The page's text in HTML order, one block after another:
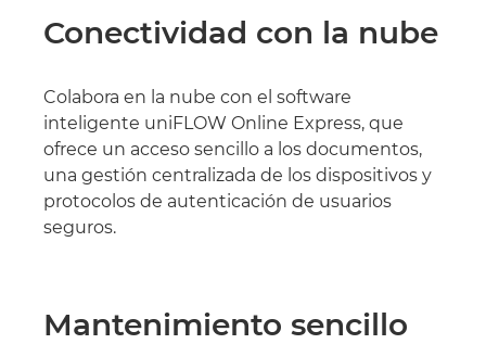
Conectividad con la nube
Colabora en la nube con el software
inteligente uniFLOW Online Express, que
ofrece un acceso sencillo a los documentos,
una gestión centralizada de los dispositivos y
protocolos de autenticación de usuarios
seguros.
Mantenimiento sencillo